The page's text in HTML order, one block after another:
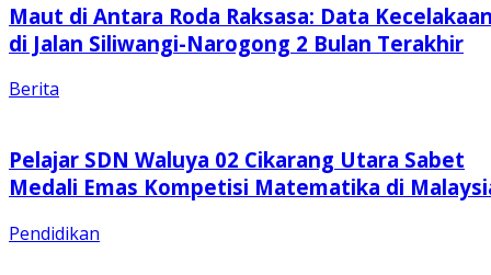
Maut di Antara Roda Raksasa: Data
di Jalan Siliwangi-Narogong 2 Bulan Terakhir
Berita
Pelajar SDN Waluya 02 Cikarang Utara Sabet
Medali Emas Kompetisi Matematika di
Pendidikan